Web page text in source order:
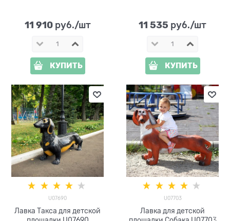
11 910 руб./шт
КУПИТЬ
11 535 руб./шт
КУПИТЬ
U07690
Лавка Такса для детской
U07703
Лавка для детской